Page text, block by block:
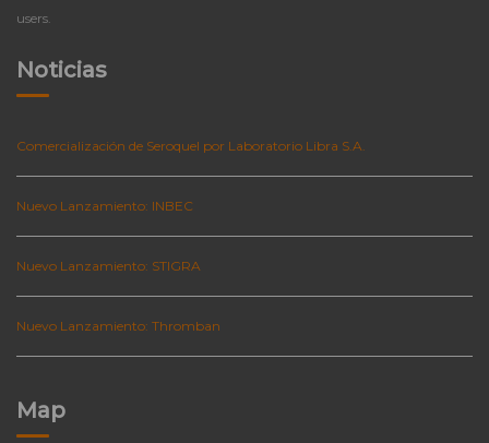
users.
Noticias
Comercialización de Seroquel por Laboratorio Libra S.A.
Nuevo Lanzamiento: INBEC
Nuevo Lanzamiento: STIGRA
Nuevo Lanzamiento: Thromban
Map